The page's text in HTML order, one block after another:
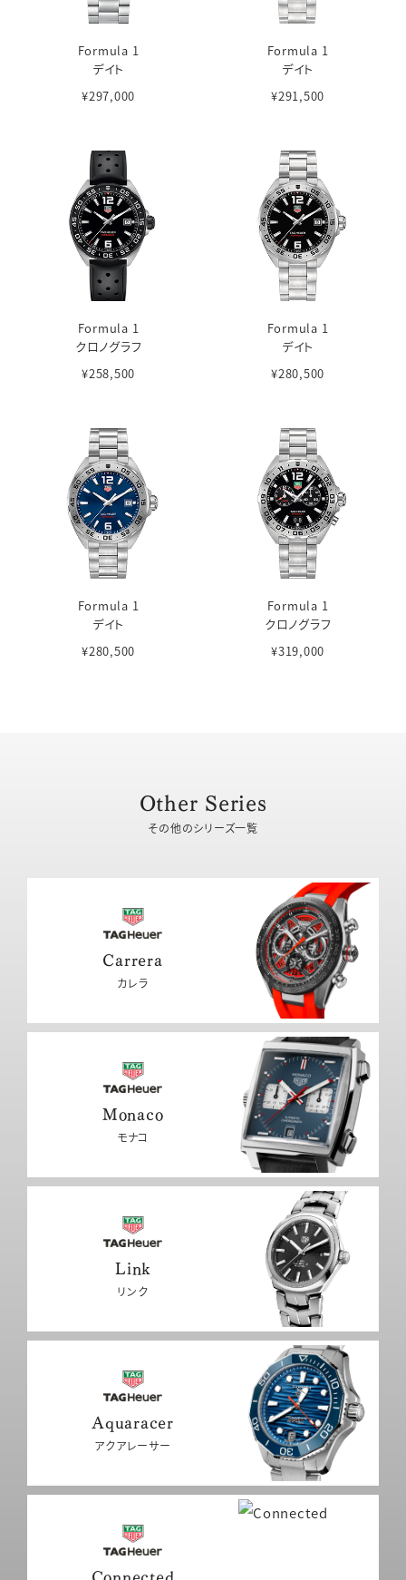
Formula 1
デイト
¥297,000
Formula 1
デイト
¥291,500
Formula 1
クロノグラフ
¥258,500
Formula 1
デイト
¥280,500
Formula 1
デイト
¥280,500
Formula 1
クロノグラフ
¥319,000
Other Series
その他のシリーズ一覧
Carrera
カレラ
Monaco
モナコ
Link
リンク
Aquaracer
アクアレーサー